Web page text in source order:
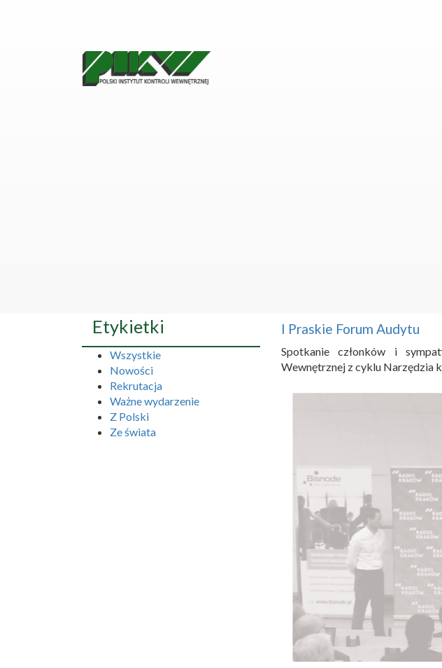
I Praskie Forum Audytu
Spotkanie członków i
Wewnętrznej z cyklu Narzędzia
Etykietki
Wszystkie
Nowości
Rekrutacja
Ważne wydarzenie
Z Polski
Ze świata